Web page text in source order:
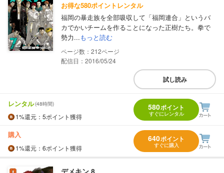
お得な580ポイントレンタル
福岡の暴走族を全部吸収して「福岡連合」というバ
カでかいチームを作ることになった正樹たち。拳で
勢力...もっと読む
212
配信日：2016/05/24
試し読み
レンタル(48時間)
1%還元 ：5ポイント獲得
580ポイント
すぐにレンタル
購入
1%還元 ：6ポイント獲得
640ポイント
すぐに購入
デメキン 8